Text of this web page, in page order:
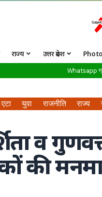
राज्य उत्तर प्रदेश
Whatsapp
एटा युवा राजनीति राज्य
व
की